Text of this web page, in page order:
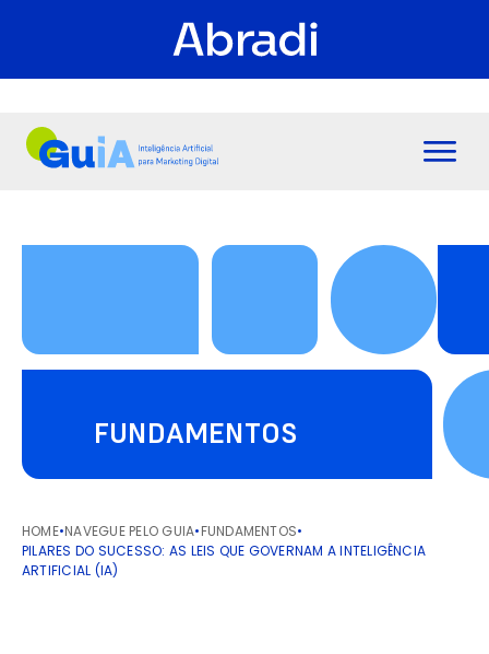
FUNDAMENTOS
HOME•NAVEGUE PELO GUIA•FUNDAMENTOS•
PILARES DO SUCESSO: AS LEIS QUE GOVERNAM A INTELIGÊNCIA
ARTIFICIAL (IA)